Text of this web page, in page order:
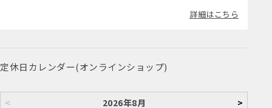
詳細はこちら
定休日カレンダー(オンラインショップ)
< 2026年8月 >